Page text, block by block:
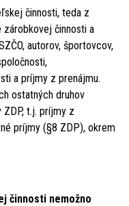
činnosti, teda z
zárobkovej činnosti a
autorov, športovcov,
a príjmy z prenájmu.
ostatných druhov
t.j. príjmy z
príjmy (§8 ZDP), okrem
činnosti nemožno